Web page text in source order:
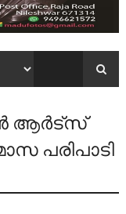
ആർട്സ്
പരിപാടി